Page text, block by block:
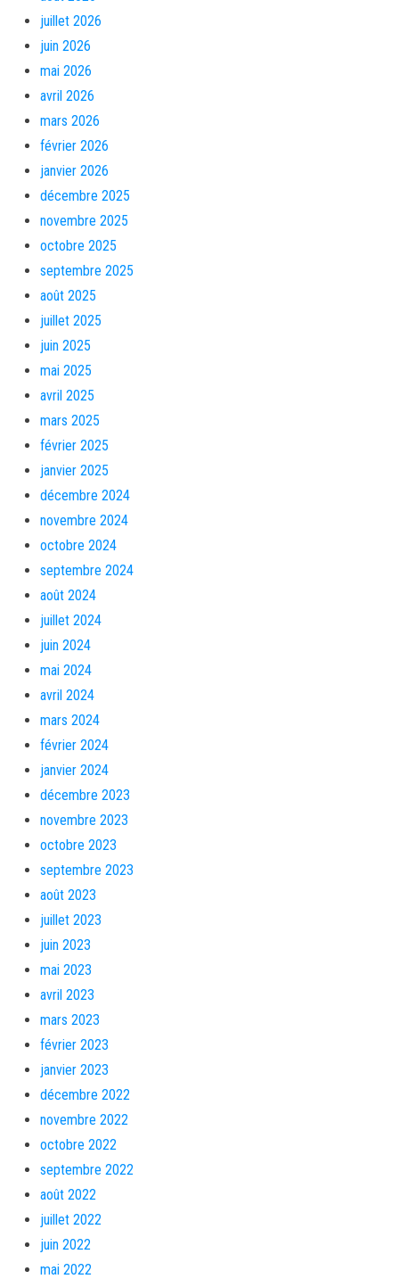
juillet 2026
juin 2026
mai 2026
avril 2026
mars 2026
février 2026
janvier 2026
décembre 2025
novembre 2025
octobre 2025
septembre 2025
août 2025
juillet 2025
juin 2025
mai 2025
avril 2025
mars 2025
février 2025
janvier 2025
décembre 2024
novembre 2024
octobre 2024
septembre 2024
août 2024
juillet 2024
juin 2024
mai 2024
avril 2024
mars 2024
février 2024
janvier 2024
décembre 2023
novembre 2023
octobre 2023
septembre 2023
août 2023
juillet 2023
juin 2023
mai 2023
avril 2023
mars 2023
février 2023
janvier 2023
décembre 2022
novembre 2022
octobre 2022
septembre 2022
août 2022
juillet 2022
juin 2022
mai 2022